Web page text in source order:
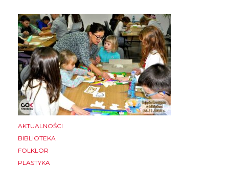
AKTUALNOŚCI
BIBLIOTEKA
FOLKLOR
PLASTYKA